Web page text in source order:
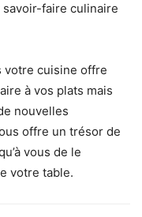
savoir-faire culinaire
votre cuisine offre
à vos plats mais
nouvelles
offre un trésor de
vous de le
votre table.